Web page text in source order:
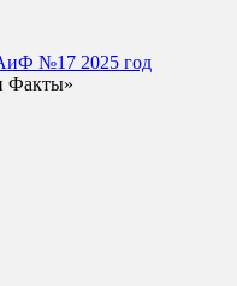
№17 2025 год
Факты»